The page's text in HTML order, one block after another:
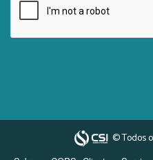
© Todos